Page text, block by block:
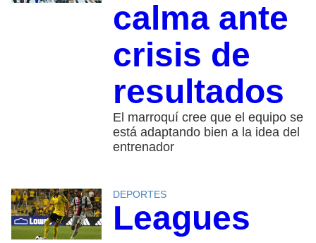
calma ante
crisis de
resultados
El marroquí cree que el equipo se
está adaptando bien a la idea del
entrenador
DEPORTES
Leagues